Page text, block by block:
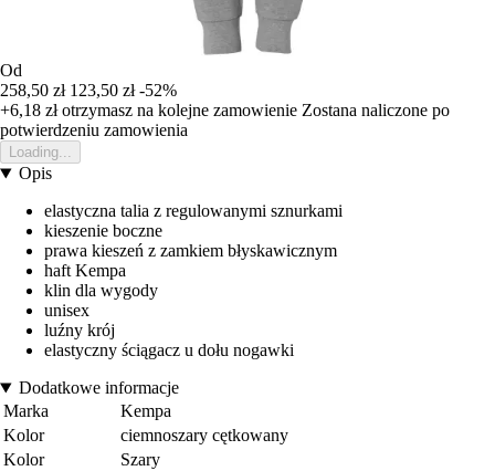
Od
258,50 zł 123,50 zł -52%
+6,18 złotrzymasz na kolejne zamowienie Zostana naliczone po
potwierdzeniu zamowienia
Loading...
Opis
elastyczna talia z regulowanymi sznurkami
kieszenie boczne
prawa kieszeń z zamkiem błyskawicznym
haft Kempa
klin dla wygody
unisex
luźny krój
elastyczny ściągacz u dołu nogawki
Dodatkowe informacje
Marka
Kempa
Kolor
ciemnoszary cętkowany
Kolor
Szary